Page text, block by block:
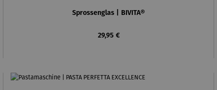
Sprossenglas | BIVITA®
Regulärer Preis:
29,95 €